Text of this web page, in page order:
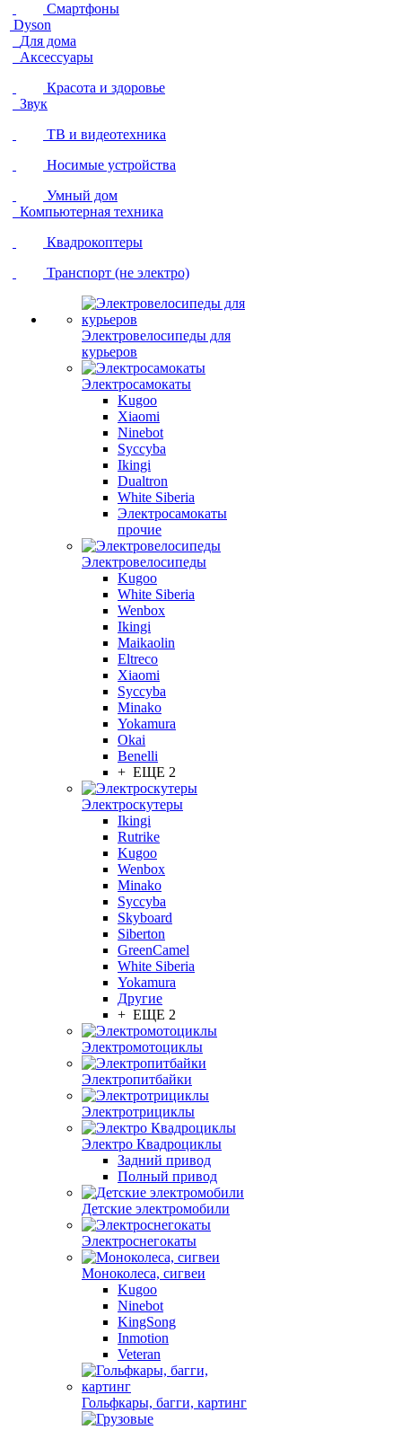
Смартфоны
Dyson
Для дома
Аксессуары
Красота и здоровье
Звук
ТВ и видеотехника
Носимые устройства
Умный дом
Компьютерная техника
Квадрокоптеры
Транспорт (не электро)
Электровелосипеды для
курьеров
Электросамокаты
Kugoo
Xiaomi
Ninebot
Syccyba
Ikingi
Dualtron
White Siberia
Электросамокаты
прочие
Электровелосипеды
Kugoo
White Siberia
Wenbox
Ikingi
Maikaolin
Eltreco
Xiaomi
Syccyba
Minako
Yokamura
Okai
Benelli
+ ЕЩЕ 2
Электроскутеры
Ikingi
Rutrike
Kugoo
Wenbox
Minako
Syccyba
Skyboard
Siberton
GreenCamel
White Siberia
Yokamura
Другие
+ ЕЩЕ 2
Электромотоциклы
Электропитбайки
Электротрициклы
Электро Квадроциклы
Задний привод
Полный привод
Детские электромобили
Электроснегокаты
Моноколеса, сигвеи
Kugoo
Ninebot
KingSong
Inmotion
Veteran
Гольфкары, багги, картинг